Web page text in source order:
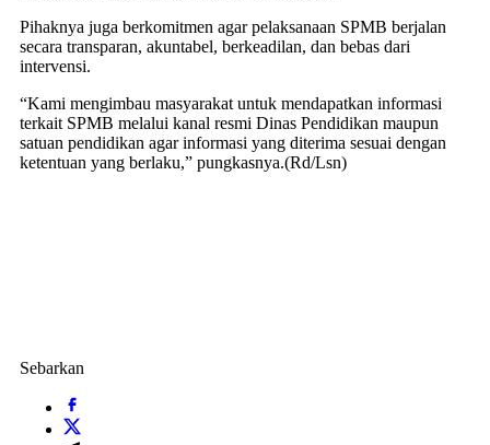
Pihaknya juga berkomitmen agar pelaksanaan SPMB berjalan
secara transparan, akuntabel, berkeadilan, dan bebas dari
intervensi.
“Kami mengimbau masyarakat untuk mendapatkan informasi
terkait SPMB melalui kanal resmi Dinas Pendidikan maupun
satuan pendidikan agar informasi yang diterima sesuai dengan
ketentuan yang berlaku,” pungkasnya.(Rd/Lsn)
Sebarkan